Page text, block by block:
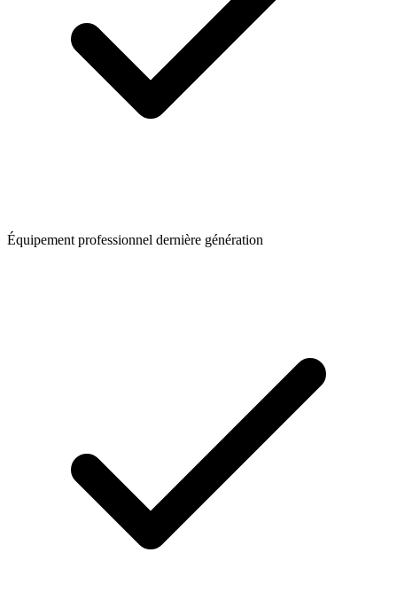
Équipement professionnel dernière génération